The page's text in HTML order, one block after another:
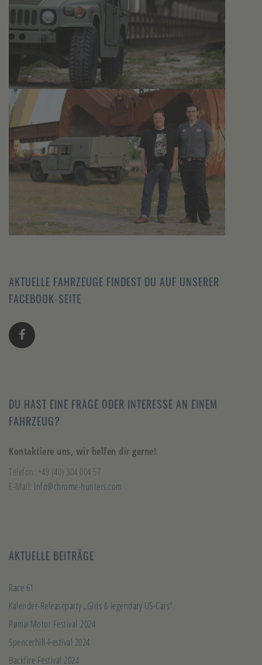
AKTUELLE FAHRZEUGE FINDEST DU AUF UNSERER
FACEBOOK-SEITE
DU HAST EINE FRAGE ODER INTERESSE AN EINEM
FAHRZEUG?
Kontaktiere uns, wir helfen dir gerne!
Telefon: +49 (40) 304 004 57
E-Mail: info@chrome-hunters.com
AKTUELLE BEITRÄGE
Race 61
Kalender-Releaseparty „Girls & legendary US-Cars“
Rømø Motor Festival 2024
Spencerhill-Festival 2024
Backfire Festival 2024